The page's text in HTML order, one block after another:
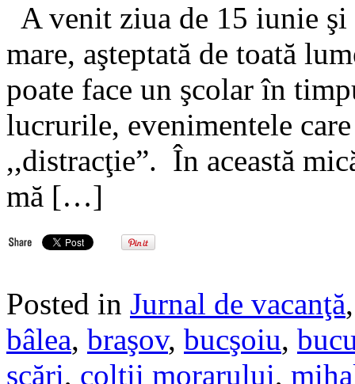
A venit ziua de 15 iunie şi
mare, aşteptată de toată
poate face un şcolar în
lucrurile, evenimentele
,,distracţie”. În această
mă […]
Posted in Jurnal de vacanţă
bâlea, braşov, bucşoiu,
scări, colţii morarului,